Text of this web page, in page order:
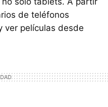
de teléfonos
ver películas desde